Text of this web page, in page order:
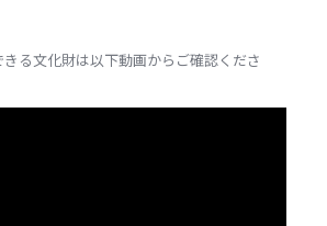
る文化財は以下動画からご確認くださ